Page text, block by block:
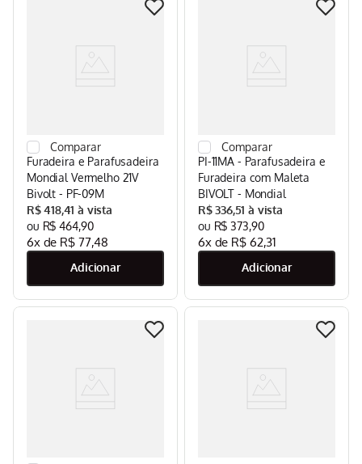
Furadeira e Parafusadeira
Mondial Vermelho 21V
Bivolt - PF-09M
R$ 418,41
R$ 464,90
6x de R$ 77,48
PI-11MA - Parafusadeira e
Furadeira com Maleta
BIVOLT - Mondial
R$ 336,51
R$ 373,90
6x de R$ 62,31